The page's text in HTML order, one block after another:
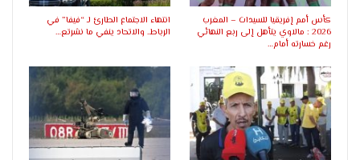
كأس أمم إفريقيا للسيدات – المغرب
2026 : مالاوي يتأهل إلى ربع النهائي
رغم خسارته أمام…
انتهاء الاجتماع الطارئ لـ “فيفا” في
الرباط.. والاتحاد ينفي ما نشرتع…